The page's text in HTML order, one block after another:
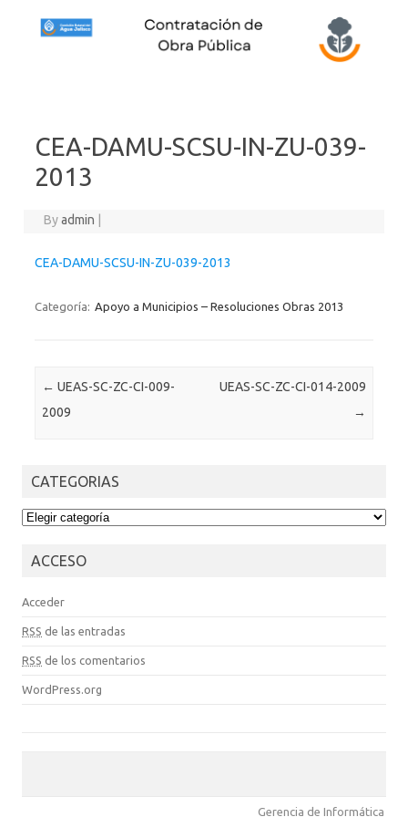
CEA-DAMU-SCSU-IN-ZU-039-
2013
Byadmin
CEA-DAMU-SCSU-IN-ZU-039-2013
Categoría: Apoyo a Municipios – Resoluciones Obras 2013
Post navigation
← UEAS-SC-ZC-CI-009-
2009
UEAS-SC-ZC-CI-014-2009
→
CATEGORIAS
CATEGORIAS
ACCESO
Acceder
RSS de las entradas
RSS de los comentarios
WordPress.org
Gerencia de Informática